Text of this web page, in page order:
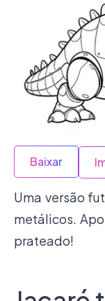
Baixar
Uma versão
metálicos.
prateado!